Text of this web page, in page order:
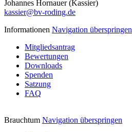
Johannes Hornauer (Kassier)
kassier@bv-roding.de
Informationen Navigation überspringen
Mitgliedsantrag
Bewertungen
Downloads
Spenden
Satzung
FAQ
Brauchtum Navigation überspringen